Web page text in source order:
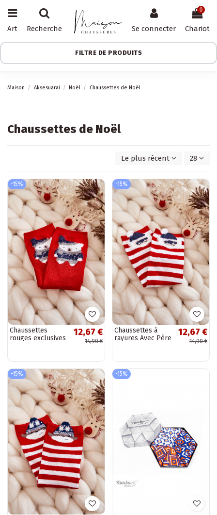
Art Recherche Se connecter
0
Chariot
FILTRE DE PRODUITS
Maison Aksesuarai Noël Chaussettes de Noël
Chaussettes de Noël
Le plus récent d'abord
28
-15%
Chaussettes
rouges exclusives
12,67 €
14,90 €
-15%
Chaussettes à
rayures Avec Père
12,67 €
14,90 €
-15% -15%